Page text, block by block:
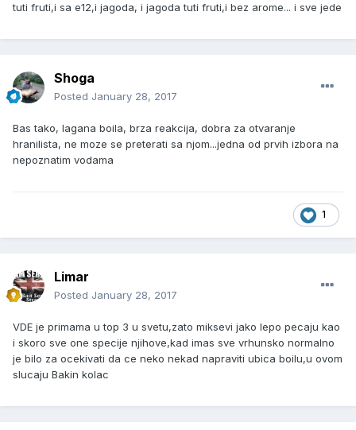
tuti fruti,i sa e12,i jagoda, i jagoda tuti fruti,i bez arome... i sve jede
Shoga
Posted January 28, 2017
Bas tako, lagana boila, brza reakcija, dobra za otvaranje
hranilista, ne moze se preterati sa njom...jedna od prvih izbora na
nepoznatim vodama
1
Limar
Posted January 28, 2017
VDE je primama u top 3 u svetu,zato miksevi jako lepo pecaju kao
i skoro sve one specije njihove,kad imas sve vrhunsko normalno
je bilo za ocekivati da ce neko nekad napraviti ubica boilu,u ovom
slucaju Bakin kolac